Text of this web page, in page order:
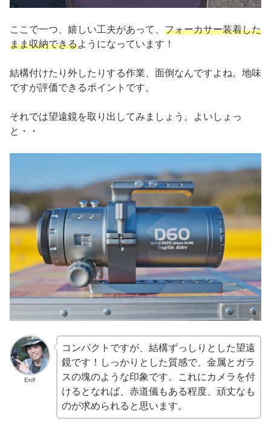
ここで一つ、嬉しい工夫があって、 フォーカサー装着した
まま収納できるようになっています！
結構付けたり外したりする作業、面倒なんですよね。地味
ですが評価できるポイントです。
それでは望遠鏡を取り出してみましょう。よいしょっ
と・・
Enif
コンパクトですが、結構ずっしりとした望遠
鏡です！しっかりとした質感で、金属とガラ
スの塊のような印象です。これにカメラを付
けるとなれば、赤道儀もある程度、頑丈なも
のが求められると思います。